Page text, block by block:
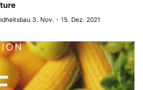
3. Nov. - 15. Dez. 2021